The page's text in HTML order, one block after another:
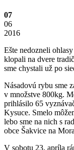
07
06
2016
Ešte nedozneli
klopali na dvere
sme chystali už po
Násadovú rybu sme
v množstve 800kg.
prihlásilo 65
Kysuce. Smelo
lebo sme na nich s
obce Šakvice na
V sobotu 23. apríla